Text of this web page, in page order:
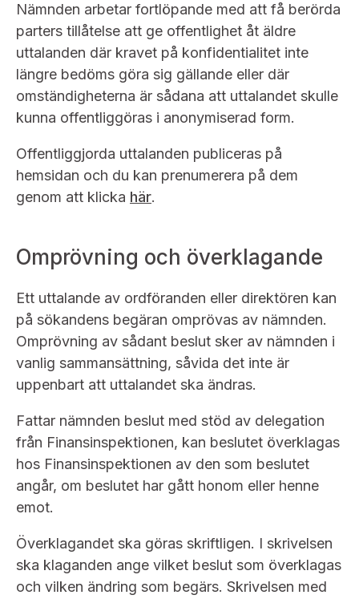
Nämnden arbetar fortlöpande med att få berörda
parters tillåtelse att ge offentlighet åt äldre
uttalanden där kravet på konfidentialitet inte
längre bedöms göra sig gällande eller där
omständigheterna är sådana att uttalandet skulle
kunna offentliggöras i anonymiserad form.
Offentliggjorda uttalanden publiceras på
hemsidan och du kan prenumerera på dem
genom att klicka här.
Omprövning och överklagande
Ett uttalande av ordföranden eller direktören kan
på sökandens begäran omprövas av nämnden.
Omprövning av sådant beslut sker av nämnden i
vanlig sammansättning, såvida det inte är
uppenbart att uttalandet ska ändras.
Fattar nämnden beslut med stöd av delegation
från Finansinspektionen, kan beslutet överklagas
hos Finans­inspektionen av den som beslutet
angår, om beslutet har gått honom eller henne
emot.
Överklagandet ska göras skriftligen. I skrivelsen
ska klaganden ange vilket beslut som överklagas
och vilken ändring som begärs. Skrivelsen med